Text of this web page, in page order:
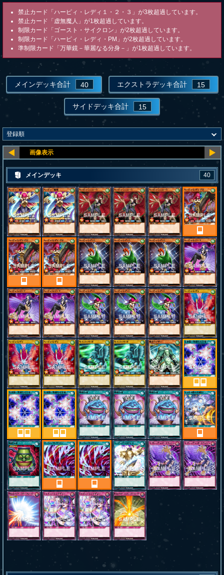
禁止カード「ハーピィ・レディ１・２・３」が3枚超過しています。
禁止カード「虚無魔人」が1枚超過しています。
制限カード「ゴースト・サイクロン」が2枚超過しています。
制限カード「ハーピィ・レディ・PM」が2枚超過しています。
準制限カード「万華鏡－華麗なる分身－」が1枚超過しています。
メインデッキ合計 40 エクストラデッキ合計 15
サイドデッキ合計 15
メインデッキ 40